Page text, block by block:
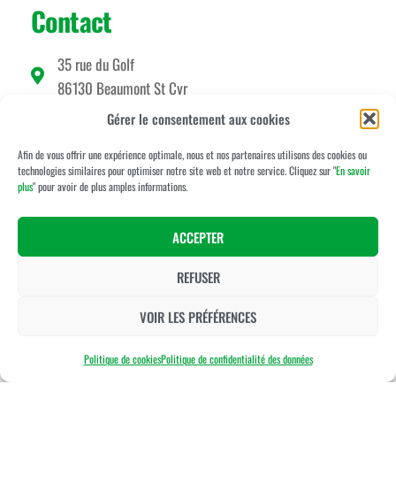
Gérer le consentement aux cookies
Afin de vous offrir une expérience optimale, nous et nos partenaires utilisons des cookies ou
technologies similaires pour optimiser notre site web et notre service. Cliquez sur "En savoir
plus" pour avoir de plus amples informations.
ACCEPTER
REFUSER
VOIR LES PRÉFÉRENCES
Politique de cookiesPolitique de confidentialité des données
Contact
35 rue du Golf
86130 Beaumont St Cyr
06 18 02 53 95
Abonnez-vous à notre
newsletter